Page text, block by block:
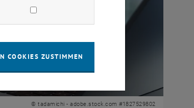
© tadamichi - adobe.stock.com #1827529802
COOKIES ZUSTIMMEN